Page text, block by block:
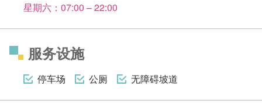
星期六：07:00 – 22:00
服务设施
停车场 公厕 无障碍坡道